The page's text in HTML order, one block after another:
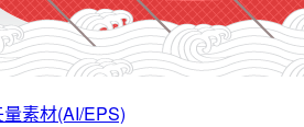
素材(AI/EPS)